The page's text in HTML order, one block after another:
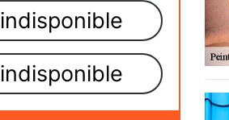
indisponible
indisponible